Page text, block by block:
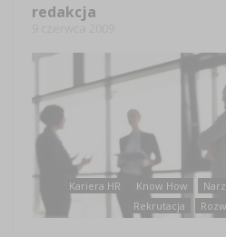
redakcja
Kariera HR Know How
Rekrutacja